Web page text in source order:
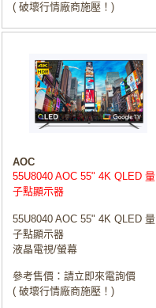
( 破壞行情廠商施壓！)
AOC
55U8040 AOC 55" 4K QLED 量
子點顯示器
55U8040 AOC 55" 4K QLED 量
子點顯示器
液晶電視/螢幕
參考售價：請立即來電詢價
( 破壞行情廠商施壓！)